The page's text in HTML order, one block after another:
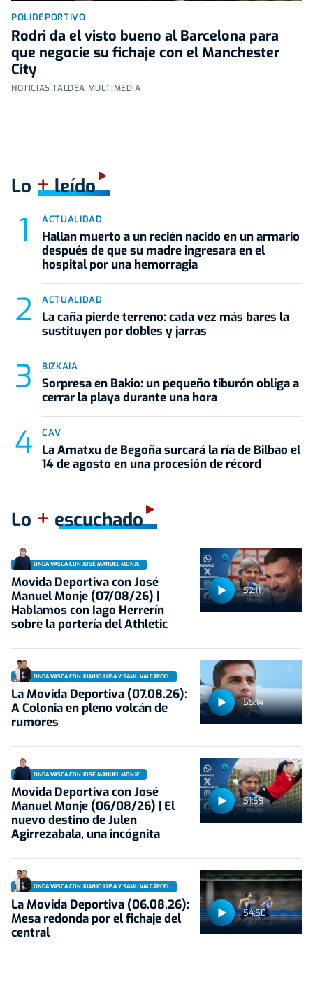
POLIDEPORTIVO
Rodri da el visto bueno al Barcelona para
que negocie su fichaje con el Manchester
City
NOTICIAS TALDEA MULTIMEDIA
Lo +leído
ACTUALIDAD
Hallan muerto a un recién nacido en un armario
después de que su madre ingresara en el
hospital por una hemorragia
ACTUALIDAD
La caña pierde terreno: cada vez más bares la
sustituyen por dobles y jarras
BIZKAIA
Sorpresa en Bakio: un pequeño tiburón obliga a
cerrar la playa durante una hora
CAV
La Amatxu de Begoña surcará la ría de Bilbao el
14 de agosto en una procesión de récord
Lo + escuchado
52:11
ONDA VASCA CON JOSÉ MANUEL MONJE
Movida Deportiva con José
Manuel Monje (07/08/26) |
Hablamos con Iago Herrerín
sobre la portería del Athletic
55:14
ONDA VASCA CON JUANJO LUSA Y SAMU VALCÁRCEL
La Movida Deportiva (07.08.26):
A Colonia en pleno volcán de
rumores
51:59
ONDA VASCA CON JOSÉ MANUEL MONJE
Movida Deportiva con José
Manuel Monje (06/08/26) | El
nuevo destino de Julen
Agirrezabala, una incógnita
54:50
ONDA VASCA CON JUANJO LUSA Y SAMU VALCÁRCEL
La Movida Deportiva (06.08.26):
Mesa redonda por el fichaje del
central